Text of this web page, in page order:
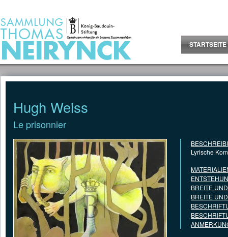
STARTSEITE
Hugh Weiss
Le prisonnier
Lyrische
BREITE
BREITE